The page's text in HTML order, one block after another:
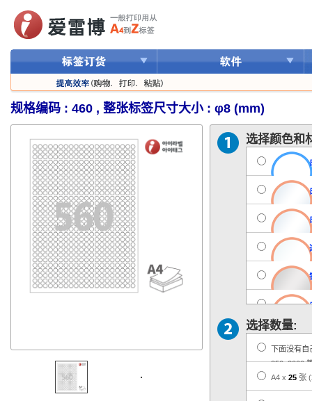
规格编码 : 460 , 整张标签尺寸大小 : φ8 (mm)
选择颜色和
选择数量:
下面没有自
350, 2000
A4 x 25 张